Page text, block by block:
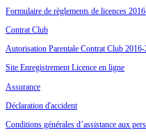
Formulaire de règlements de licences
Contrat Club
Autorisation Parentale Contrat Club
Site Enregistrement Licence en ligne
Assurance
Déclaration d'accident
Conditions générales d’assistance aux